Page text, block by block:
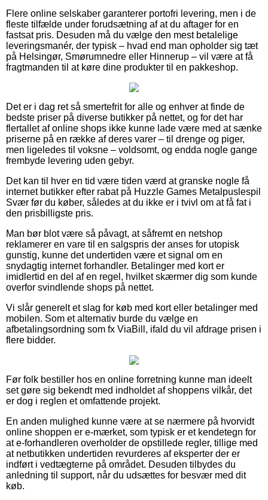
Flere online selskaber garanterer portofri levering, men i de
fleste tilfælde under forudsætning af at du aftager for en
fastsat pris. Desuden må du vælge den mest betalelige
leveringsmanér, der typisk – hvad end man opholder sig tæt
på Helsingør, Smørumnedre eller Hinnerup – vil være at få
fragtmanden til at køre dine produkter til en pakkeshop.
Det er i dag ret så smertefrit for alle og enhver at finde de
bedste priser på diverse butikker på nettet, og for det har
flertallet af online shops ikke kunne lade være med at sænke
priserne på en række af deres varer – til drenge og piger,
men ligeledes til voksne – voldsomt, og endda nogle gange
frembyde levering uden gebyr.
Det kan til hver en tid være tiden værd at granske nogle få
internet butikker efter rabat på Huzzle Games Metalpuslespil
Svær før du køber, således at du ikke er i tvivl om at få fat i
den prisbilligste pris.
Man bør blot være så påvagt, at såfremt en netshop
reklamerer en vare til en salgspris der anses for utopisk
gunstig, kunne det undertiden være et signal om en
snydagtig internet forhandler. Betalinger med kort er
imidlertid en del af en regel, hvilket skærmer dig som kunde
overfor svindlende shops på nettet.
Vi slår generelt et slag for køb med kort eller betalinger med
mobilen. Som et alternativ burde du vælge en
afbetalingsordning som fx ViaBill, ifald du vil afdrage prisen i
flere bidder.
Før folk bestiller hos en online forretning kunne man ideelt
set gøre sig bekendt med indholdet af shoppens vilkår, det
er dog i reglen et omfattende projekt.
En anden mulighed kunne være at se nærmere på hvorvidt
online shoppen er e-mærket, som typisk er et kendetegn for
at e-forhandleren overholder de opstillede regler, tillige med
at netbutikken undertiden revurderes af eksperter der er
indført i vedtægterne på området. Desuden tilbydes du
anledning til support, når du udsættes for besvær med dit
køb.